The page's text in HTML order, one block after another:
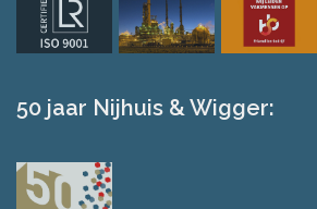
50 jaar Nijhuis & Wigger: